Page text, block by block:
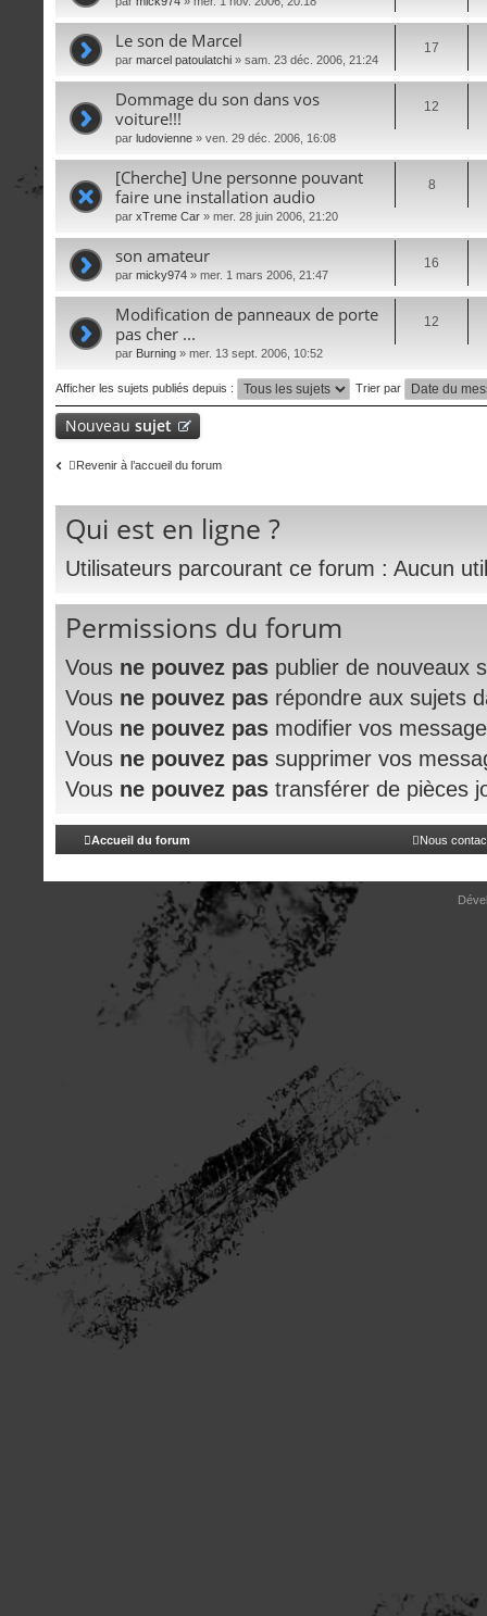
Le son de Marcel
par marcel patoulatchi » sam. 23 déc. 2006, 21:24
17
Dommage du son dans vos
voiture!!!
par ludovienne » ven. 29 déc. 2006, 16:08
12
[Cherche] Une personne pouvant
faire une installation audio
par xTreme Car » mer. 28 juin 2006, 21:20
8
son amateur
par micky974 » mer. 1 mars 2006, 21:47
16
Modification de panneaux de porte
pas cher ...
par Burning » mer. 13 sept. 2006, 10:52
12
Afficher les sujets publiés depuis : Trier par
Nouveau sujet
Revenir à l’accueil du forum
Qui est en ligne ?
Utilisateurs parcourant ce forum : Aucun
Permissions du forum
Vous ne pouvez pas publier de nouveaux
Vous ne pouvez pas répondre aux sujets
Vous ne pouvez pas modifier vos
Vous ne pouvez pas supprimer vos
Vous ne pouvez pas transférer de pièces
Accueil du forum Nous